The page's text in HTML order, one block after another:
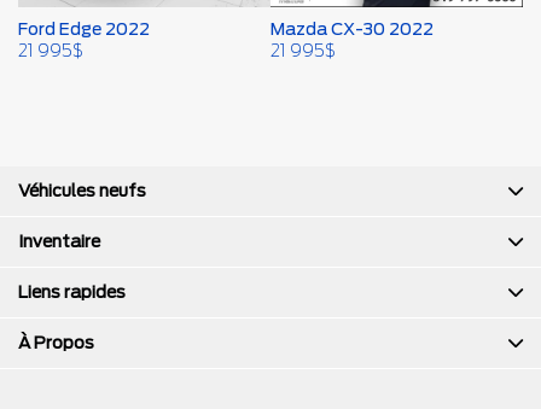
Ford Edge 2022
21 995$
Mazda CX-30 2022
21 995$
Véhicules neufs
Inventaire
Liens rapides
À Propos